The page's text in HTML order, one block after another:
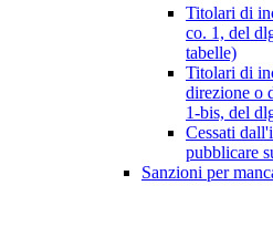
Titolari di
co. 1, del
tabelle)
Titolari di
direzione o
1-bis, del
Cessati
pubblicare
Sanzioni per